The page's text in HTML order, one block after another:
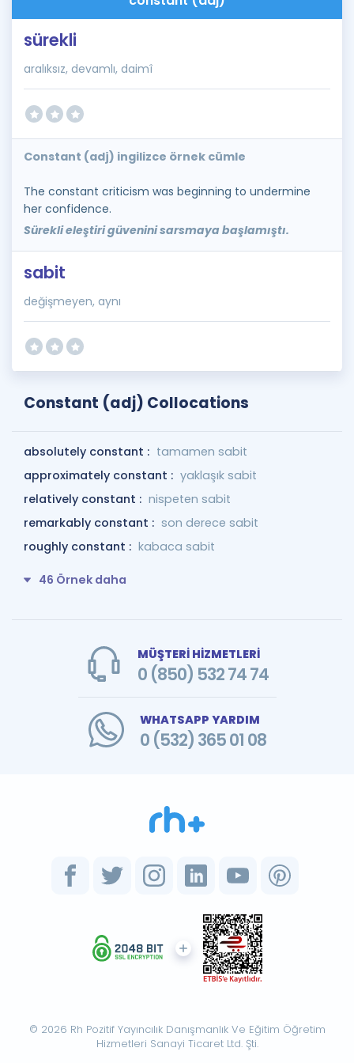
sürekli
aralıksız, devamlı, daimî
Constant (adj) ingilizce örnek cümle
The constant criticism was beginning to undermine
her confidence.
Sürekli eleştiri güvenini sarsmaya başlamıştı.
sabit
değişmeyen, aynı
Constant (adj) Collocations
absolutely constant : tamamen sabit
approximately constant : yaklaşık sabit
relatively constant : nispeten sabit
remarkably constant : son derece sabit
roughly constant : kabaca sabit
46 Örnek daha
MÜŞTERİ HİZMETLERİ
0 (850) 532 74 74
WHATSAPP YARDIM
0 (532) 365 01 08
© 2026 Rh Pozitif Yayıncılık Danışmanlık Ve Eğitim Öğretim
Hizmetleri Sanayi Ticaret Ltd. Şti.